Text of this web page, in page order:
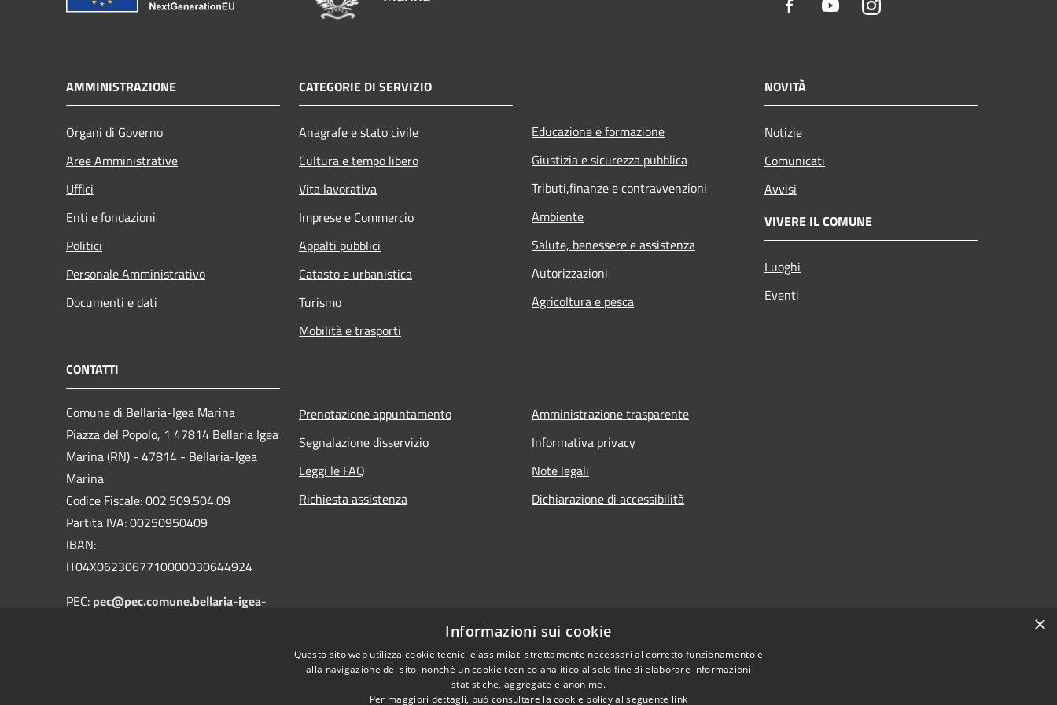
Facebook YoutubeInstagram
AMMINISTRAZIONE
Organi di Governo
Aree Amministrative
Uffici
Enti e fondazioni
Politici
Personale Amministrativo
Documenti e dati
CATEGORIE DI SERVIZIO
Anagrafe e stato civile
Cultura e tempo libero
Vita lavorativa
Imprese e Commercio
Appalti pubblici
Catasto e urbanistica
Turismo
Mobilità e trasporti
Educazione e formazione
Giustizia e sicurezza pubblica
Tributi,finanze e contravvenzioni
Ambiente
Salute, benessere e assistenza
Autorizzazioni
Agricoltura e pesca
NOVITÀ
Notizie
Comunicati
Avvisi
VIVERE IL COMUNE
Luoghi
Eventi
CONTATTI
Comune di Bellaria-Igea Marina
Piazza del Popolo, 1 47814 Bellaria Igea
Marina (RN) - 47814 - Bellaria-Igea
Marina
Codice Fiscale: 002.509.504.09
Partita IVA: 00250950409
IBAN:
IT04X0623067710000030644924
PEC: pec@pec.comune.bellaria-igea-
Prenotazione appuntamento
Segnalazione disservizio
Leggi le FAQ
Richiesta assistenza
Amministrazione trasparente
Informativa privacy
Note legali
Dichiarazione di accessibilità
×
Informazioni sui cookie
Questo sito web utilizza cookie tecnici e assimilati strettamente necessari al corretto funzionamento e
alla navigazione del sito, nonché un cookie tecnico analitico al solo fine di elaborare informazioni
statistiche, aggregate e anonime.
Per maggiori dettagli, può consultare la cookie policy al seguente link